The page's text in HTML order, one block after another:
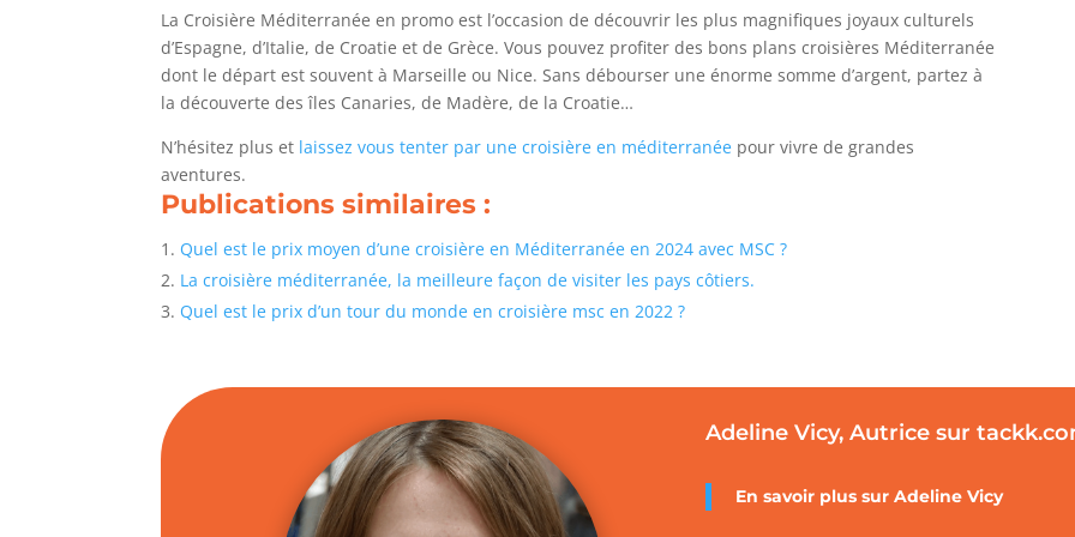
La Croisière Méditerranée en promo est l’occasion de découvrir les plus magnifiques joyaux culturels
d’Espagne, d’Italie, de Croatie et de Grèce. Vous pouvez profiter des bons plans croisières Méditerranée
dont le départ est souvent à Marseille ou Nice. Sans débourser une énorme somme d’argent, partez à
la découverte des îles Canaries, de Madère, de la Croatie…
N’hésitez plus et laissez vous tenter par une croisière en méditerranée pour vivre de grandes
aventures.
Publications similaires :
Quel est le prix moyen d’une croisière en Méditerranée en 2024 avec MSC ?
La croisière méditerranée, la meilleure façon de visiter les pays côtiers.
Quel est le prix d’un tour du monde en croisière msc en 2022 ?
Adeline Vicy, Autrice sur
En savoir plus surAdeline Vicy